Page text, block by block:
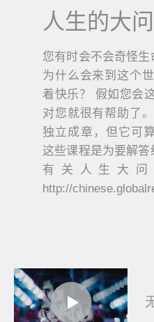
人生的大
您有时会不会奇怪
为什么会来到这个
着快乐？ 假如您会
对您就很有帮助了
独立成章，但它可
这些课程是为要解
有关人生大
http://